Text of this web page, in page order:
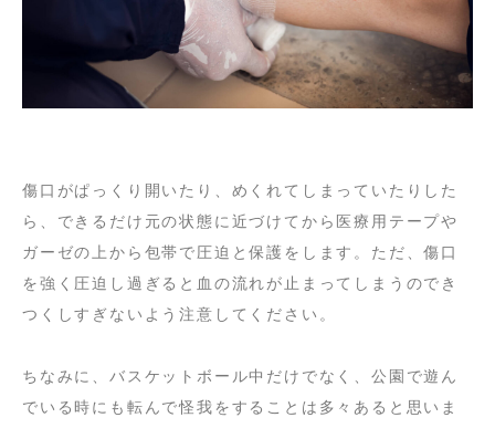
傷口がぱっくり開いたり、めくれてしまっていたりした
ら、できるだけ元の状態に近づけてから医療用テープや
ガーゼの上から包帯で圧迫と保護をします。ただ、傷口
を強く圧迫し過ぎると血の流れが止まってしまうのでき
つくしすぎないよう注意してください。
ちなみに、バスケットボール中だけでなく、公園で遊ん
でいる時にも転んで怪我をすることは多々あると思いま